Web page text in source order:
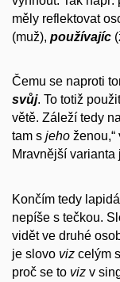
měly reflektovat
(muž), používajíc
Čemu se naproti
svůj. To totiž
větě. Záleží tedy
tam s jeho ženou,“
Mravnější varianta
Končím tedy
nepíše s tečkou.
vidět ve druhé
je slovo viz celým
proč se to viz v